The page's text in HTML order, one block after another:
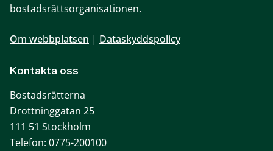
bostadsrättsorganisationen.
Om webbplatsen | Dataskyddspolicy
Kontakta oss
Bostadsrätterna
Drottninggatan 25
111 51 Stockholm
Telefon: 0775-200100